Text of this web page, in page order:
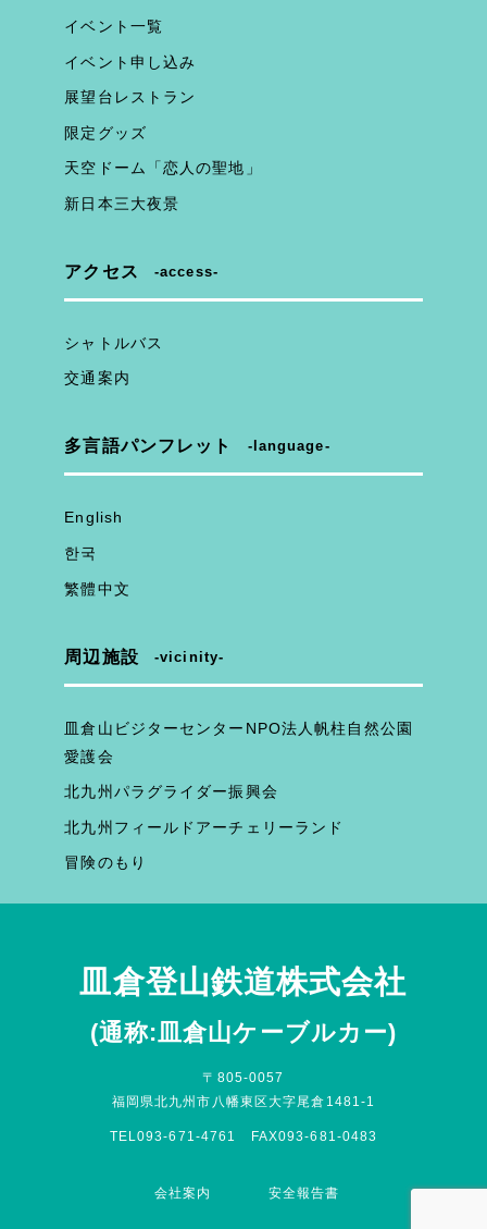
イベント一覧
イベント申し込み
展望台レストラン
限定グッズ
天空ドーム「恋人の聖地」
新日本三大夜景
アクセス access
シャトルバス
交通案内
多言語パンフレット language
English
한국
繁體中文
周辺施設 vicinity
皿倉山ビジターセンターNPO法人帆柱自然公園
愛護会
北九州パラグライダー振興会
北九州フィールドアーチェリーランド
冒険のもり
皿倉登山鉄道株式会社
(通称:皿倉山ケーブルカー)
〒805-0057
福岡県北九州市八幡東区大字尾倉1481-1
TEL093-671-4761 FAX093-681-0483
会社案内 安全報告書